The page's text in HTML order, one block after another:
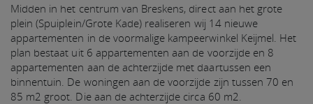
Midden in het centrum van Breskens, direct aan het grote
plein (Spuiplein/Grote Kade) realiseren wij 14 nieuwe
appartementen in de voormalige kampeerwinkel Keijmel. Het
plan bestaat uit 6 appartementen aan de voorzijde en 8
appartementen aan de achterzijde met daartussen een
binnentuin. De woningen aan de voorzijde zijn tussen 70 en
85 m2 groot. Die aan de achterzijde circa 60 m2.